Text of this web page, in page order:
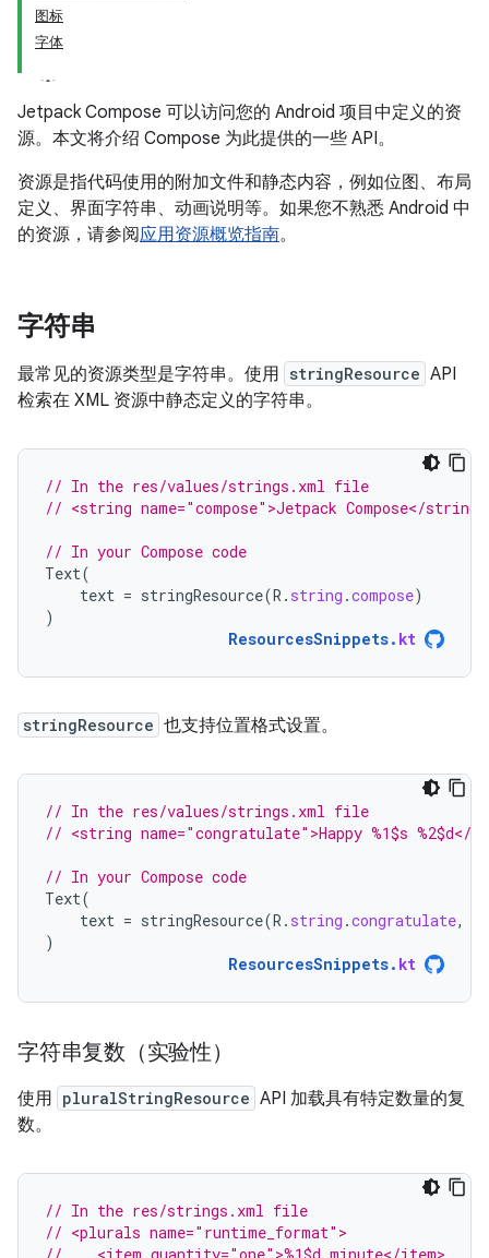
图标
字体
Jetpack Compose 可以访问您的 Android 项目中定义的资
源。本文将介绍 Compose 为此提供的一些 API。
资源是指代码使用的附加文件和静态内容，例如位图、布局
定义、界面字符串、动画说明等。如果您不熟悉 Android 中
的资源，请参阅应用资源概览指南。
字符串
最常见的资源类型是字符串。使用 stringResource API
检索在 XML 资源中静态定义的字符串。
// In the res/values/strings.xml file
// <string name="compose">Jetpack Compose</string>
// In your Compose code
Text(
text = stringResource(R . string .compose)
)
ResourcesSnippets. kt
stringResource 也支持位置格式设置。
// In the res/values/strings.xml file
// <string name="congratulate">Happy %1$s %2$d</
// In your Compose code
Text(
text = stringResource(R . string .congratulate,
)
ResourcesSnippets. kt
字符串复数（实验性）
使用 pluralStringResource API 加载具有特定数量的复
数。
// In the res/strings.xml file
// <plurals name="runtime_format">